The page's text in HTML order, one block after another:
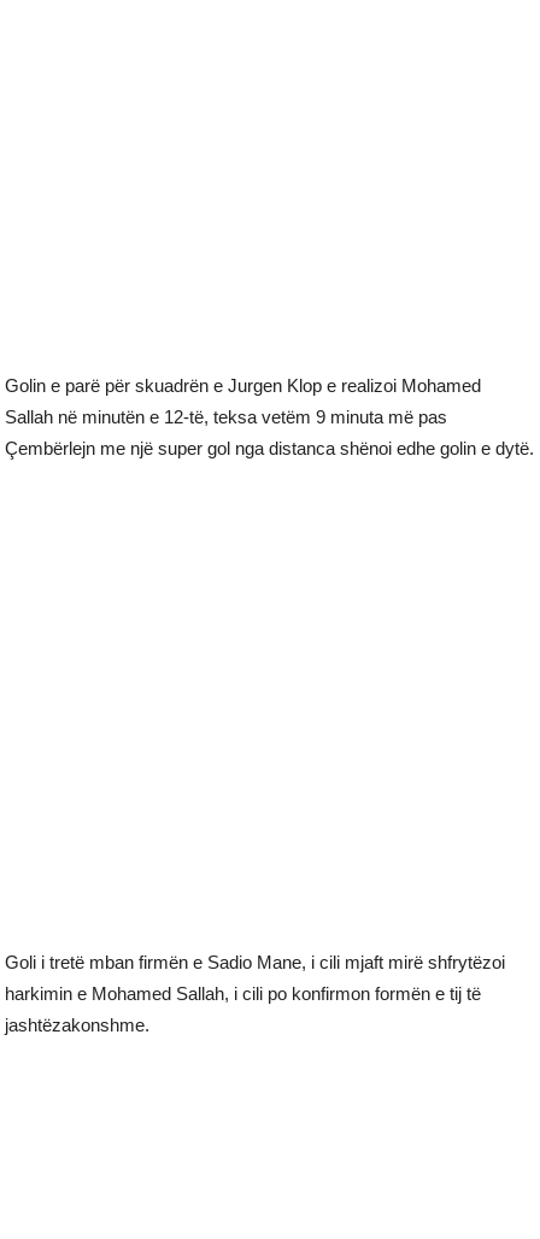
Golin e parë për skuadrën e Jurgen Klop e realizoi Mohamed
Sallah në minutën e 12-të, teksa vetëm 9 minuta më pas
Çembërlejn me një super gol nga distanca shënoi edhe golin e dytë.
Goli i tretë mban firmën e Sadio Mane, i cili mjaft mirë shfrytëzoi
harkimin e Mohamed Sallah, i cili po konfirmon formën e tij të
jashtëzakonshme.